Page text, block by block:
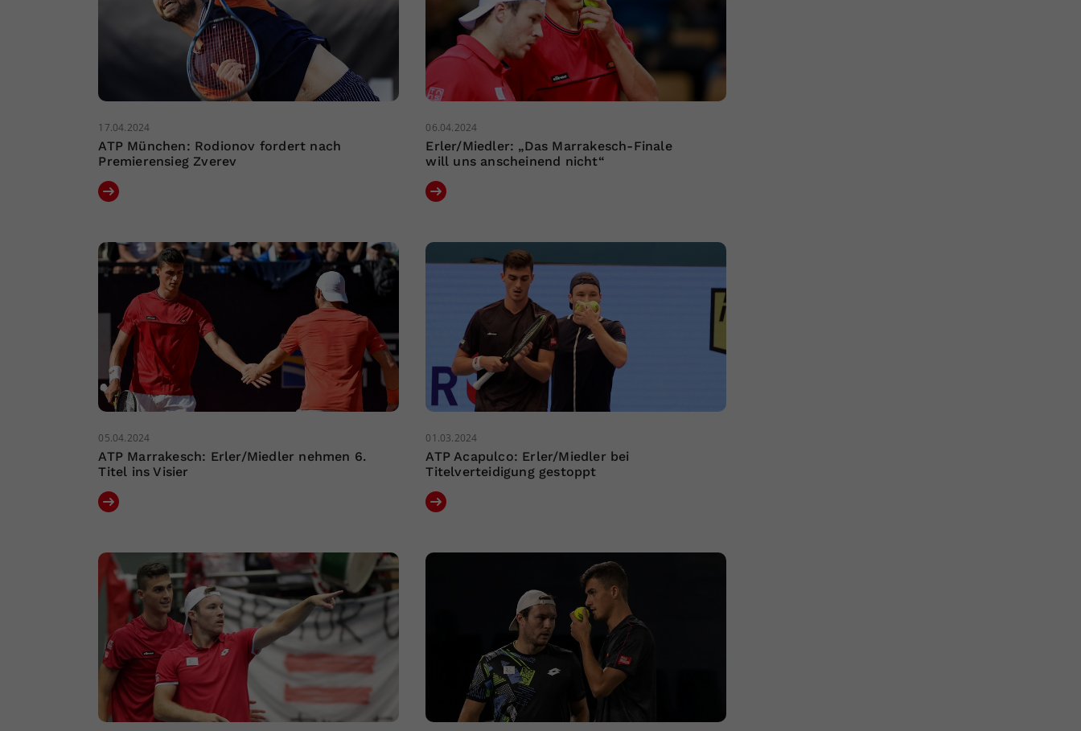
17.04.2024
ATP München: Rodionov fordert nach
Premierensieg Zverev
06.04.2024
Erler/Miedler: „Das Marrakesch-Finale
will uns anscheinend nicht“
05.04.2024
ATP Marrakesch: Erler/Miedler nehmen 6.
Titel ins Visier
01.03.2024
ATP Acapulco: Erler/Miedler bei
Titelverteidigung gestoppt